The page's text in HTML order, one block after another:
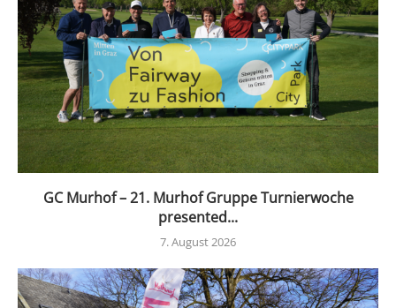
GC Murhof – 21. Murhof Gruppe Turnierwoche
presented...
7. August 2026